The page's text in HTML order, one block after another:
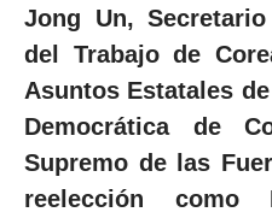
Jong Un,
del Trabajo de
Asuntos Estatales
Democrática de
Supremo de las
reelección como